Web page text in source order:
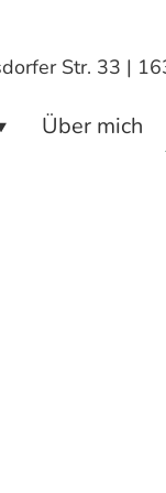
Str. 33 |
Über mich